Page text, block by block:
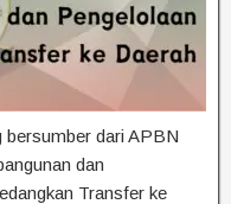
bersumber dari APBN
dan
Transfer ke